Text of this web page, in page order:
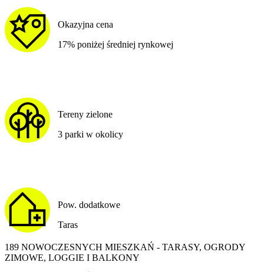
Okazyjna cena
17% poniżej średniej rynkowej
Tereny zielone
3 parki w okolicy
Pow. dodatkowe
Taras
189 NOWOCZESNYCH MIESZKAŃ - TARASY, OGRODY
ZIMOWE, LOGGIE I BALKONY